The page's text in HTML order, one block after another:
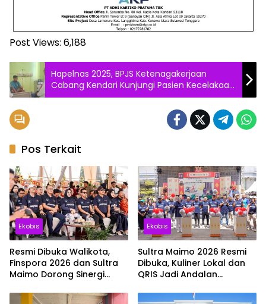
Post Views: 6,188
Hapelnas 2025, BPJS Ketenagakerjaan
Cabang Kendari Kunjungi Pasien Kecelakaan
Kerja di Rumah Sakit
Pos Terkait
Ekobis
Resmi Dibuka Walikota,
Finspora 2026 dan Sultra
Maimo Dorong Sinergi
Industri Keuangan
Ekobis
Sultra Maimo 2026 Resmi
Dibuka, Kuliner Lokal dan
QRIS Jadi Andalan